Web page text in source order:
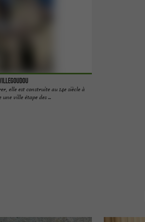
elle est construite au 14e siècle à
ville étape des ...